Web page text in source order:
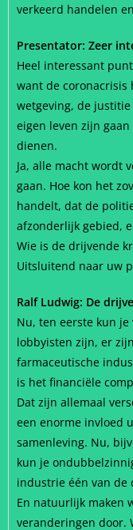
verkeerd handelen
Presentator: Zeer
Heel interessant
want de
wetgeving, de
eigen leven zijn
dienen.
Ja, alle macht wordt
gaan. Hoe kon het
handelt, dat de
afzonderlijk gebied,
Wie is de drijvende
Uitsluitend naar uw
Ralf Ludwig: De
Nu, ten eerste kun
lobbyisten zijn, er
farmaceutische
is het financiële
Dat zijn allemaal
een enorme invloed
samenleving. Nu,
kun je
industrie één van de
En natuurlijk maken
veranderingen door.